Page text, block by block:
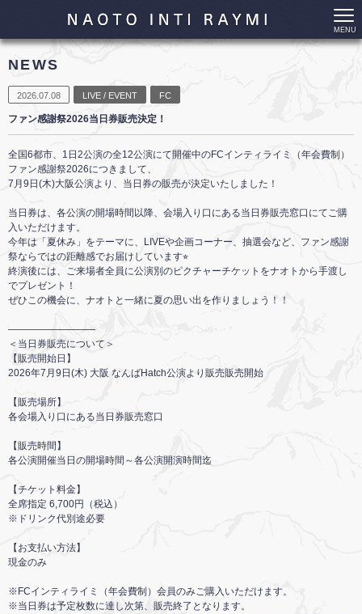
MENU
NEWS
2026.07.08 LIVE / EVENT FC
ファン感謝祭2026当日券販売決定！
全国6都市、1日2公演の全12公演にて開催中のFCインティライミ（年会費制）
ファン感謝祭2026につきまして、
7月9日(木)大阪公演より、当日券の販売が決定いたしました！
当日券は、各公演の開場時間以降、会場入り口にある当日券販売窓口にてご購
入いただけます。
今年は「夏休み」をテーマに、LIVEや企画コーナー、抽選会など、ファン感謝
祭ならではの距離感でお届けしています⭐︎
終演後には、ご来場者全員に公演別のピクチャーチケットをナオトから手渡し
でプレゼント！
ぜひこの機会に、ナオトと一緒に夏の思い出を作りましょう！！
―――――――――
＜当日券販売について＞
【販売開始日】
2026年7月9日(木) 大阪 なんばHatch公演より販売販売開始
【販売場所】
各会場入り口にある当日券販売窓口
【販売時間】
各公演開催当日の開場時間～各公演開演時間迄
【チケット料金】
全席指定 6,700円（税込）
※ドリンク代別途必要
【お支払い方法】
現金のみ
※FCインティライミ（年会費制）会員のみご購入いただけます。
※当日券は予定枚数に達し次第、販売終了となります。